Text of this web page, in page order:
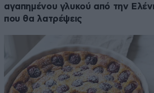
αγαπημένου γλυκού από την
που θα λατρέψεις